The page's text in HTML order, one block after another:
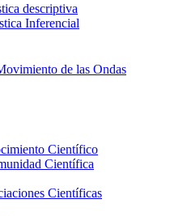
descriptiva
Inferencial
de las Ondas
Científico
Científica
Científicas